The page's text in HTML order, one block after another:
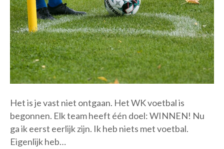
Het is je vast niet ontgaan. Het WK voetbal is
begonnen. Elk team heeft één doel: WINNEN! Nu
ga ik eerst eerlijk zijn. Ik heb niets met voetbal.
Eigenlijk heb…